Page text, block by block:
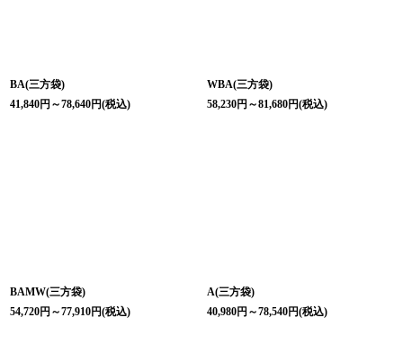
BA(三方袋)
41,840円 ～78,640円(税込)
WBA(三方袋)
58,230円 ～81,680円(税込)
BAMW(三方袋)
54,720円 ～77,910円(税込)
A(三方袋)
40,980円 ～78,540円(税込)